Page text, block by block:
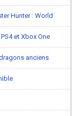
Hunter : World
et Xbox One
anciens